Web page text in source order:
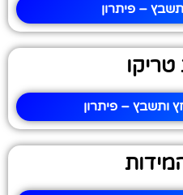
– פיתרון
ותשבץ – פיתרון